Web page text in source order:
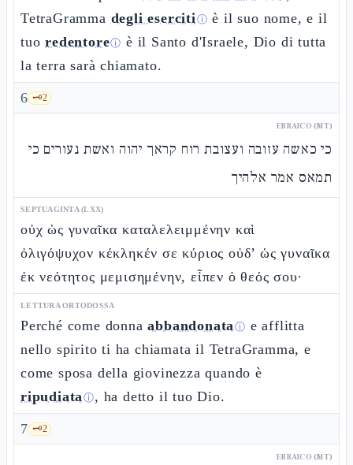
TetraGramma degli esercitiⓘ è il suo nome, e il
tuoredentoreⓘ è il Santo d'Israele, Dio di tutta
la terra sarà chiamato.
6 🗝️2
EBRAICO (MT)
כי כאשה עזובה ועצובת רוח קראך יהוה ואשת נעורים כי
תמאס אמר אלהיך
SEPTUAGINTA (LXX)
οὐχ ὡς γυναῖκα καταλελειμμένην καὶ
ὀλιγόψυχον κέκληκέν σε κύριος οὐδ’ ὡς γυναῖκα
ἐκ νεότητος μεμισημένην, εἶπεν ὁ θεός σου·
LETTURA ORTODOSSA
Perché come donnaabbandonataⓘ e afflitta
nello spirito ti ha chiamata il TetraGramma, e
come sposa della giovinezza quando è
ripudiataⓘ, ha detto il tuo Dio.
7 🗝️2
EBRAICO (MT)